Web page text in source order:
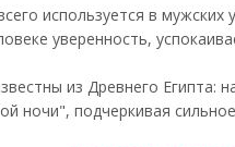
используется в
уверенность,
из Древнего
ночи", подчеркивая